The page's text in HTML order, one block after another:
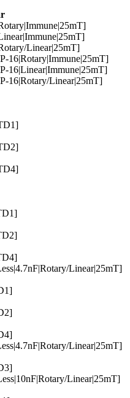
Linear|25mT]
16|Rotary|Immune|25mT]
16|Linear|Immune|25mT]
16|Rotary/Linear|25mT]
Linear|25mT]
Linear|25mT]
Linear|25mT]